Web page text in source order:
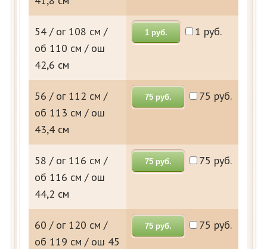
54 / ог 108 см /
об 110 см / ош
42,6 см
1 руб. 1 руб.
56 / ог 112 см /
об 113 см / ош
43,4 см
75 руб. 75 руб.
58 / ог 116 см /
об 116 см / ош
44,2 см
75 руб. 75 руб.
60 / ог 120 см /
об 119 см / ош 45
75 руб. 75 руб.